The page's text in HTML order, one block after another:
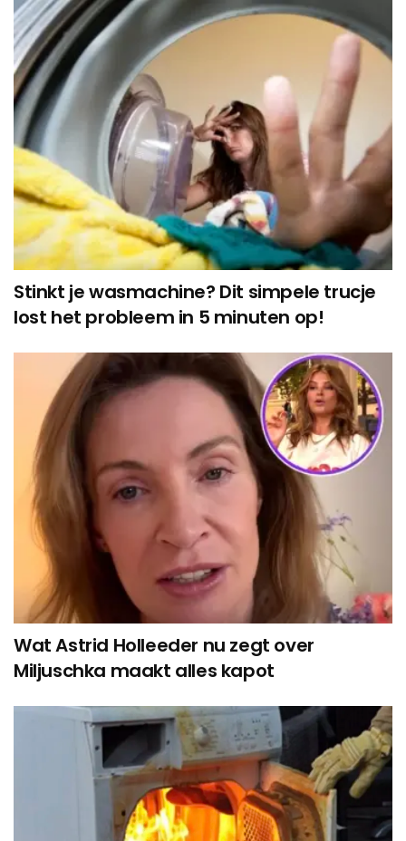
Stinkt je wasmachine? Dit simpele trucje
lost het probleem in 5 minuten op!
Wat Astrid Holleeder nu zegt over
Miljuschka maakt alles kapot